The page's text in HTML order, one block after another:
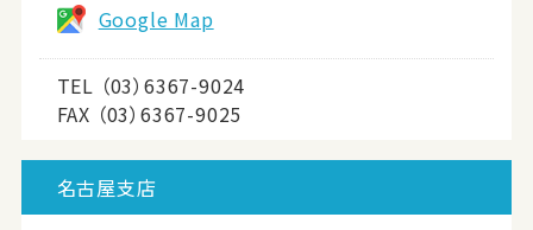
Google Map
TEL （03）6367-9024
FAX （03）6367-9025
名古屋支店